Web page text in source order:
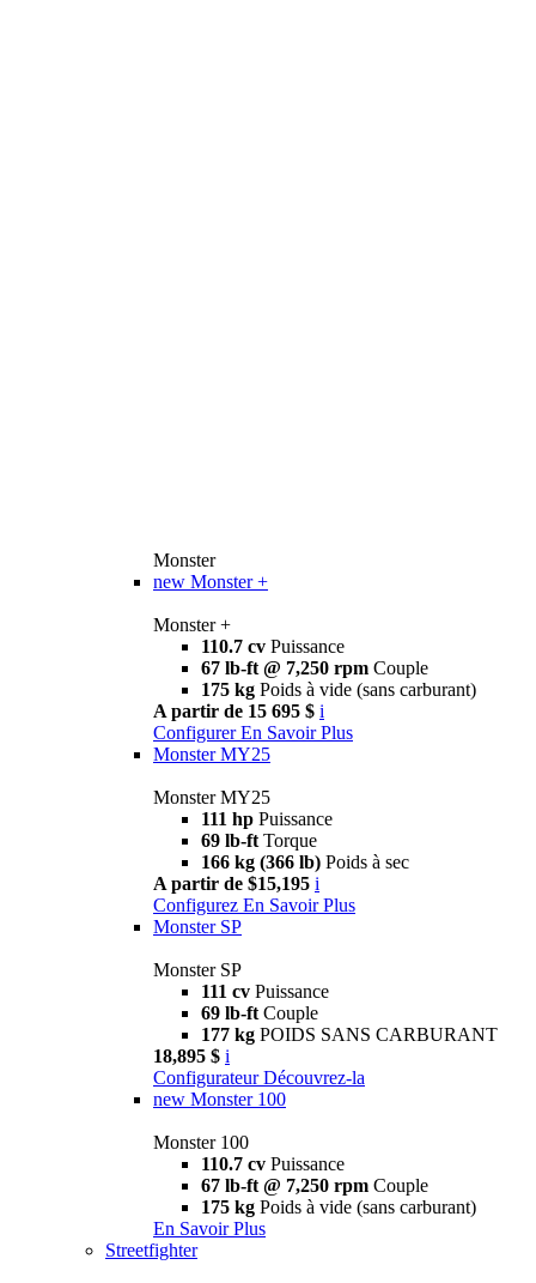
Monster
new Monster +
Monster +
110.7 cv Puissance
67 lb-ft @ 7,250 rpm Couple
175 kg Poids à vide (sans carburant)
A partir de 15 695 $ i
Configurer En Savoir Plus
Monster MY25
Monster MY25
111 hp Puissance
69 lb-ft Torque
166 kg (366 lb) Poids à sec
A partir de $15,195 i
Configurez En Savoir Plus
Monster SP
Monster SP
111 cv Puissance
69 lb-ft Couple
177 kg POIDS SANS CARBURANT
18,895 $ i
Configurateur Découvrez-la
new Monster 100
Monster 100
110.7 cv Puissance
67 lb-ft @ 7,250 rpm Couple
175 kg Poids à vide (sans carburant)
En Savoir Plus
Streetfighter